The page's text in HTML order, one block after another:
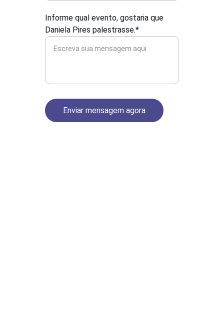
Informe qual evento, gostaria que
Daniela Pires palestrasse.*
Enviar mensagem agora